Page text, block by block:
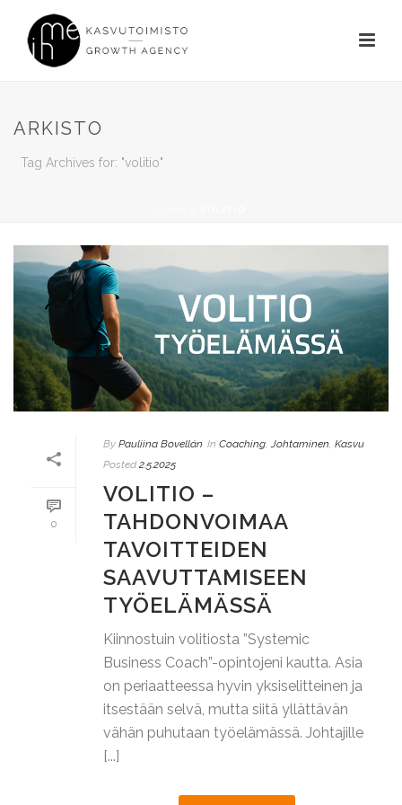
ARKISTO
Tag Archives for: "volitio"
0
By Pauliina Bovellán In Coaching Johtaminen Kasvu
Posted 2.5.2025
VOLITIO –
TAHDONVOIMAA
TAVOITTEIDEN
SAAVUTTAMISEEN
TYÖELÄMÄSSÄ
Kiinnostuin volitiosta ”Systemic
Business Coach”-opintojeni kautta. Asia
on periaatteessa hyvin yksiselitteinen ja
itsestään selvä, mutta siitä yllättävän
vähän puhutaan työelämässä. Johtajille
[...]